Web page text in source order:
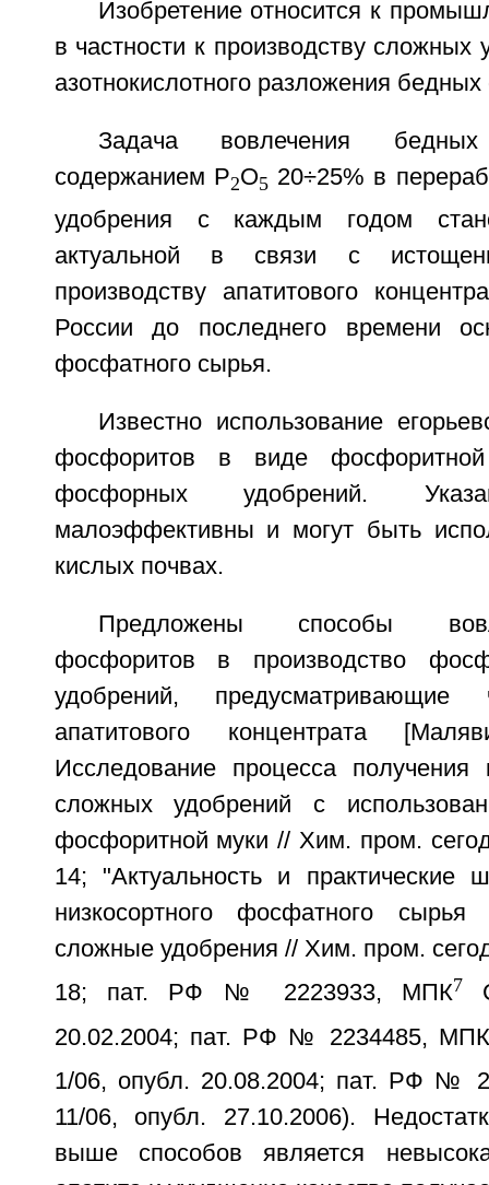
Изобретение относится к
в частности к производству сложных
азотнокислотного разложения
Задача вовлечения
содержанием P2O5 20÷25% в
удобрения с каждым годом
актуальной в связи с
производству апатитового
России до последнего времени
фосфатного сырья.
Известно использование
фосфоритов в виде
фосфорных удобрений.
малоэффективны и могут быть
кислых почвах.
Предложены способы
фосфоритов в производство
удобрений, предусматривающие
апатитового концентрата
Исследование процесса получения
сложных удобрений с
фосфоритной муки // Хим. пром.
14; "Актуальность и практические
низкосортного фосфатного
сложные удобрения // Хим. пром.
18; пат. РФ № 2223933, МПК7
20.02.2004; пат. РФ № 2234485, МПК
1/06, опубл. 20.08.2004; пат. РФ №
11/06, опубл. 27.10.2006).
выше способов является